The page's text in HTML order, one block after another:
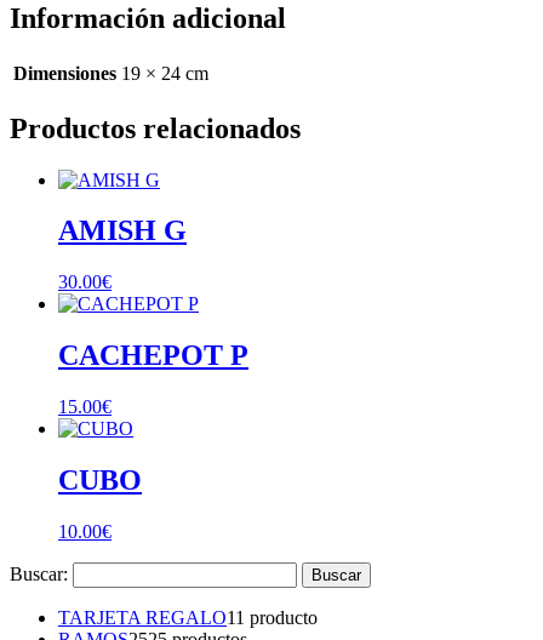
Información adicional
Dimensiones 19 × 24 cm
Productos relacionados
AMISH G
30.00€
CACHEPOT P
15.00€
CUBO
10.00€
Buscar:
TARJETA REGALO11 producto